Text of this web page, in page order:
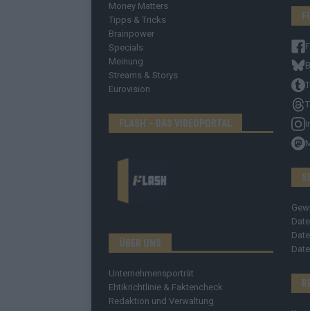
Money Matters
Tipps & Tricks
Brainpower
Specials
Meinung
Streams & Storys
Eurovision
FLASH – DAS VIDEOPORTAL
ÜBER UNS
Unternehmensporträt
Ehtikrichtlinie & Faktencheck
Redaktion und Verwaltung